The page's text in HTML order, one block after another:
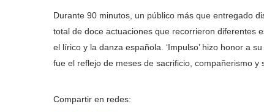
Durante 90 minutos, un público más que entregado
total de doce actuaciones que recorrieron diferentes
el lírico y la danza española. ‘Impulso’ hizo honor a
fue el reflejo de meses de sacrificio, compañerismo y
Compartir en redes: